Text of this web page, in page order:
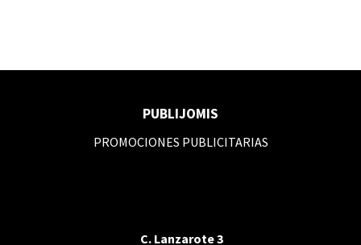
PUBLIJOMIS
PROMOCIONES PUBLICITARIAS
C. Lanzarote 3